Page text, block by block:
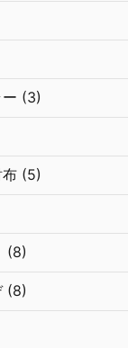
ー (3)
布 (5)
(8)
(8)